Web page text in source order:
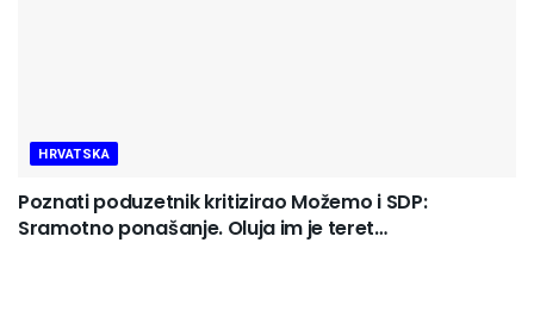
HRVATSKA
Poznati poduzetnik kritizirao Možemo i SDP:
Sramotno ponašanje. Oluja im je teret…